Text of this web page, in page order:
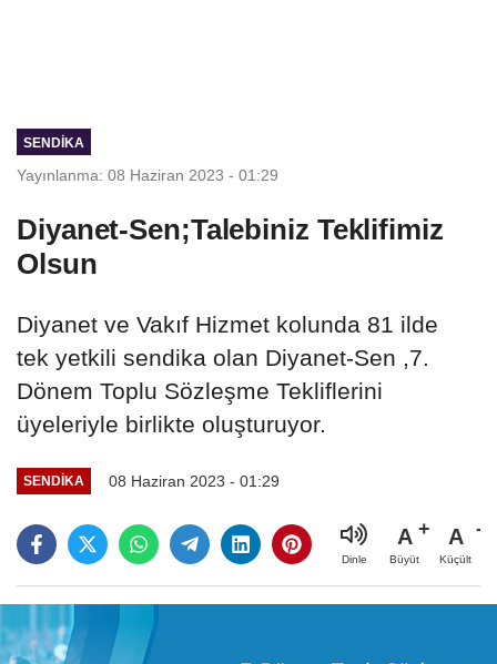
SENDİKA
Yayınlanma: 08 Haziran 2023 - 01:29
Diyanet-Sen;Talebiniz Teklifimiz
Olsun
Diyanet ve Vakıf Hizmet kolunda 81 ilde
tek yetkili sendika olan Diyanet-Sen ,7.
Dönem Toplu Sözleşme Tekliflerini
üyeleriyle birlikte oluşturuyor.
SENDİKA 08 Haziran 2023 - 01:29
Dinle
A
Büyüt
A
Küçült